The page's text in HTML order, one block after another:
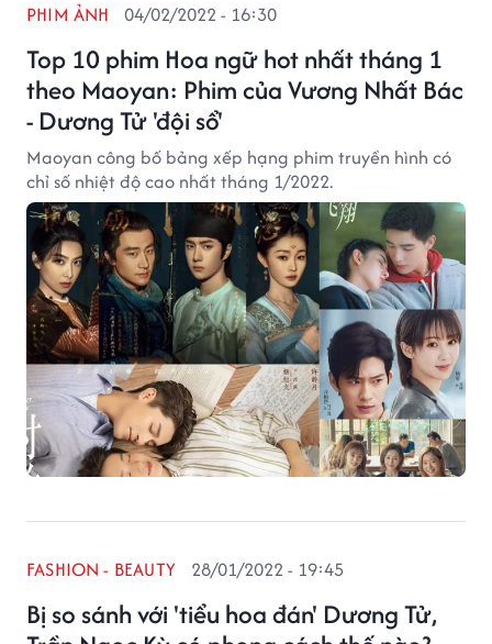
Top 10 phim Hoa ngữ hot nhất tháng 1
theo Maoyan: Phim của Vương Nhất Bác
- Dương Tử 'đội sổ'
PHIM ẢNH 04/02/2022 - 16:30
Maoyan công bố bảng xếp hạng phim truyền hình có
chỉ số nhiệt độ cao nhất tháng 1/2022.
Bị so sánh với 'tiểu hoa đán' Dương Tử,
FASHION - BEAUTY 28/01/2022 - 19:45